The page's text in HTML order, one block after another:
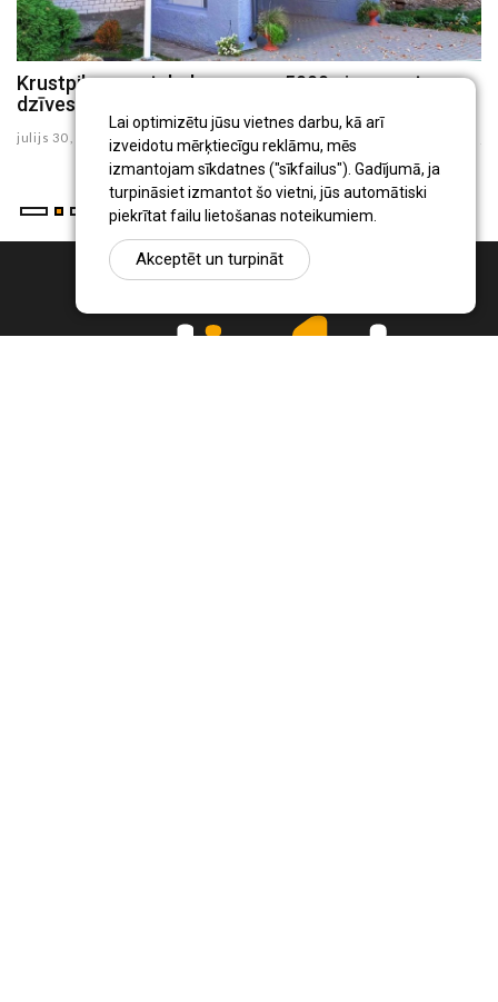
Lai optimizētu jūsu vietnes darbu, kā arī
izveidotu mērķtiecīgu reklāmu, mēs
izmantojam sīkdatnes ("sīkfailus"). Gadījumā, ja
turpināsiet izmantot šo vietni, jūs automātiski
piekrītat failu lietošanas noteikumiem.
Akceptēt un turpināt
Krustpils pamatskola saņems 5000 eiro sporta
dzīves uzlabošanai
julijs 30 , 2026